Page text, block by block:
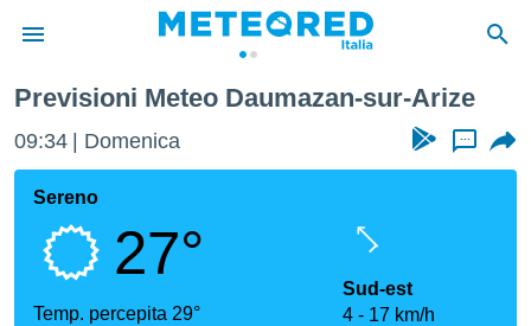
di
per
le
Previsioni Meteo Daumazan-sur-Arize
09:34 Domenica ...
Sereno
27°
Temp. percepita 29°
Sud-est
4
17 km/h